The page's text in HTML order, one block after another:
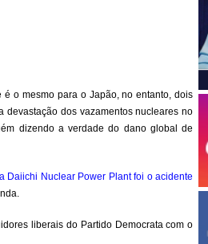
o mesmo para o Japão, no entanto, dois
dos vazamentos nucleares no
dizendo a verdade do dano global de
Daiichi Nuclear Power Plant foi o acidente
liberais do Partido Democrata com o